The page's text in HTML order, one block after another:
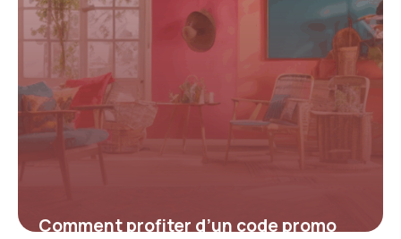
Comment profiter d’un code promo